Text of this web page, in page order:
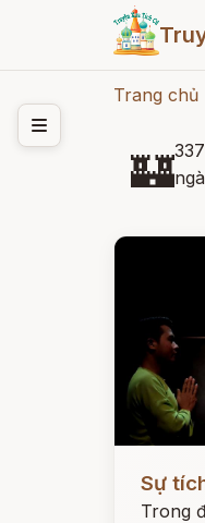
Trang chủ
🏰
Sự
Trong